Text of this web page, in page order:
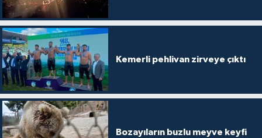
Kemerli pehlivan zirveye çıktı
Bozayıların buzlu meyve keyfi